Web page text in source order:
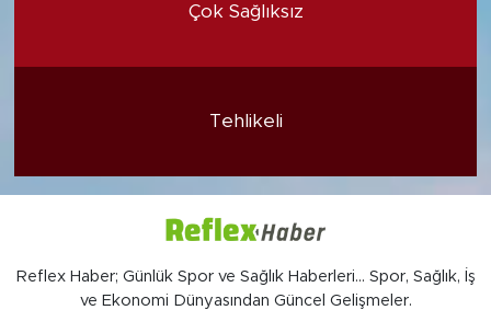
Çok Sağlıksız
Tehlikeli
Reflex Haber; Günlük Spor ve Sağlık Haberleri... Spor, Sağlık, İş
ve Ekonomi Dünyasından Güncel Gelişmeler.